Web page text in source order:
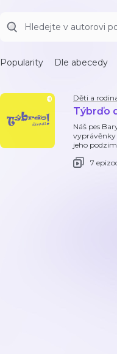
Popularity Dle abecedy
Děti a
Týbrďo
Náš pes
vyprávěnky
jeho
7